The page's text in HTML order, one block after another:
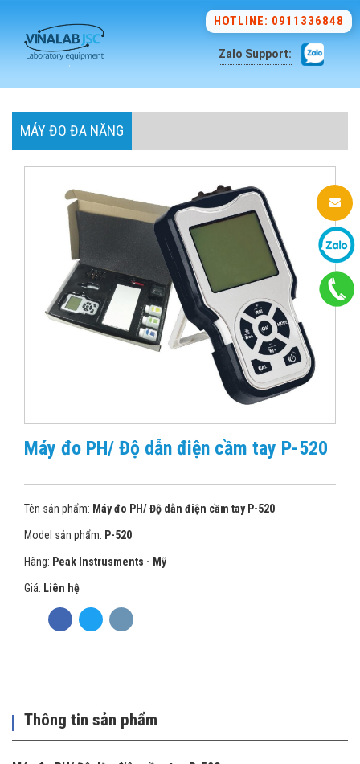
HOTLINE: 0911336848
Zalo Support:
MÁY ĐO ĐA NĂNG
Máy đo PH/ Độ dẫn điện cầm tay P-520
Tên sản phẩm: Máy đo PH/ Độ dẫn điện cầm tay P-520
Model sản phẩm: P-520
Hãng: Peak Instrusments - Mỹ
Giá: Liên hệ
Thông tin sản phẩm